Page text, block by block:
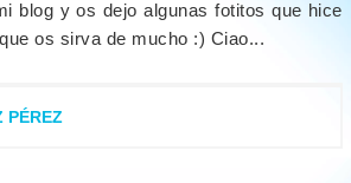
blog y os dejo algunas fotitos que hice
os sirva de mucho :) Ciao...
PÉREZ